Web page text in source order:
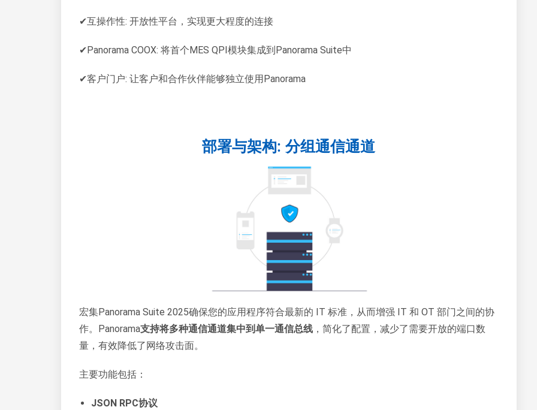
✔互操作性: 开放性平台，实现更大程度的连接
✔Panorama COOX: 将首个MES QPI模块集成到Panorama Suite中
✔客户门户: 让客户和合作伙伴能够独立使用Panorama
部署与架构: 分组通信通道
宏集Panorama Suite 2025确保您的应用程序符合最新的 IT 标准，从而增强 IT 和 OT 部门之间的协
作。Panorama支持将多种通信通道集中到单一通信总线 ，简化了配置，减少了需要开放的端口数
量，有效降低了网络攻击面。
主要功能包括：
JSON RPC协议